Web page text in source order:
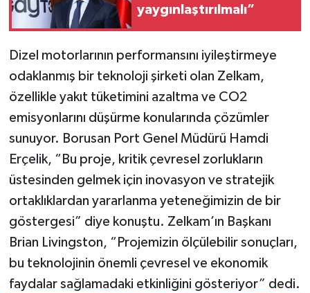
yaygınlaştırılmalı”
Dizel motorlarının performansını iyileştirmeye
odaklanmış bir teknoloji şirketi olan Zelkam,
özellikle yakıt tüketimini azaltma ve CO2
emisyonlarını düşürme konularında çözümler
sunuyor. Borusan Port Genel Müdürü Hamdi
Erçelik, “Bu proje, kritik çevresel zorlukların
üstesinden gelmek için inovasyon ve stratejik
ortaklıklardan yararlanma yeteneğimizin de bir
göstergesi” diye konuştu. Zelkam’ın Başkanı
Brian Livingston, “Projemizin ölçülebilir sonuçları,
bu teknolojinin önemli çevresel ve ekonomik
faydalar sağlamadaki etkinliğini gösteriyor” dedi.